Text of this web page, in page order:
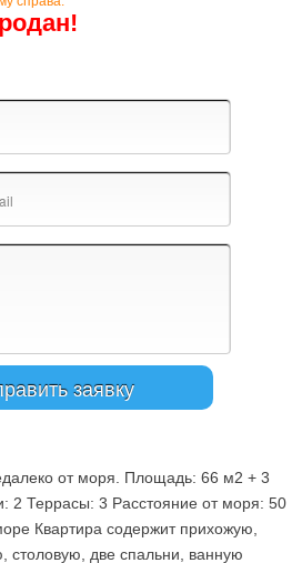
от моря. Площадь: 66 м2 + 3
2 Террасы: 3 Расстояние от моря: 50
Квартира содержит прихожую,
столовую, две спальни, ванную